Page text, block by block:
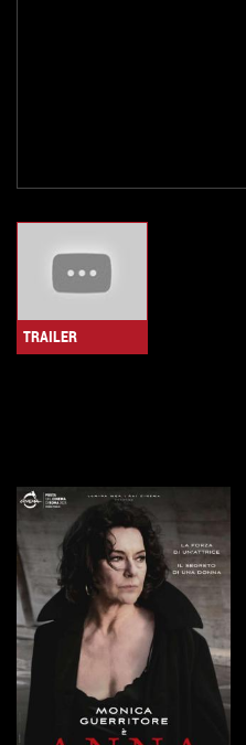
TRAILER